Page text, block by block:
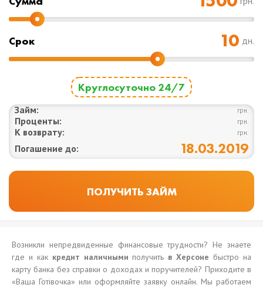
Срок дн.
Круглосуточно 24/7
Займ: грн.
Проценты: грн.
К возврату: грн.
Погашение до: 18.03.2019
Возникли непредвиденные финансовые трудности? Не знаете
где и как кредит наличными получить в Херсоне быстро на
карту банка без справки о доходах и поручителей? Приходите в
«Ваша Готівочка» или оформляйте заявку онлайн. Мы работаем